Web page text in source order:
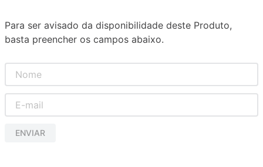
Para ser avisado da disponibilidade deste Produto,
basta preencher os campos abaixo.
ENVIAR